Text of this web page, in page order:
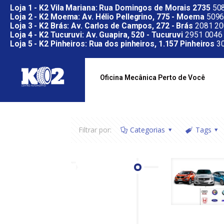
Loja 1 - K2 Vila Mariana: Rua Domingos de Morais 2735
Loja 2 - K2 Moema: Av. Hélio Pellegrino, 775 - Moema
Loja 3 - K2 Brás: Av. Carlos de Campos, 272 - Brás 2081
Loja 4 - K2 Tucuruvi: Av. Guapira, 520 - Tucuruvi 2951 0046
Loja 5 - K2 Pinheiros: Rua dos pinheiros, 1.157 Pinheiros
Oficina Mecânica Perto de Você
Filtrar por: Categorias Tags